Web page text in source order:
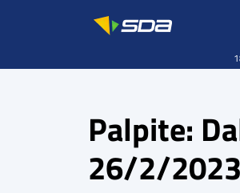
Palpite:
26/2/2023